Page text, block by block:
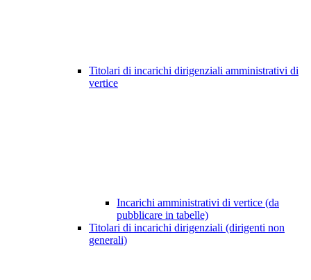
Titolari di incarichi dirigenziali amministrativi di
vertice
Incarichi amministrativi di vertice (da
pubblicare in tabelle)
Titolari di incarichi dirigenziali (dirigenti non
generali)